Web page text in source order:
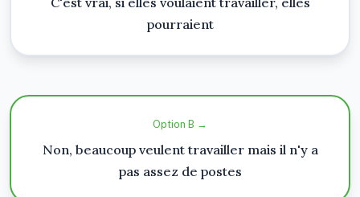
pourraient
Option B →
Non, beaucoup veulent travailler mais il n'y a
pas assez de postes